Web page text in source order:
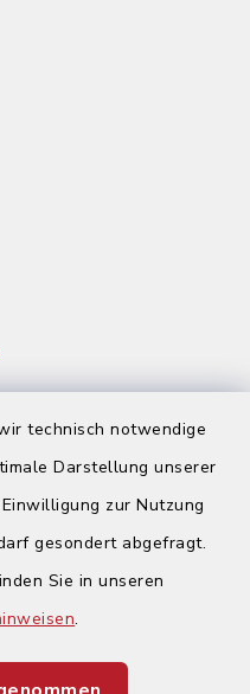
technisch notwendige
Darstellung unserer
zur Nutzung
gesondert abgefragt.
Sie in unseren
.